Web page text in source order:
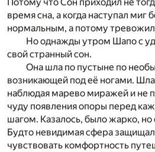
время сна, а когда наступал миг
нормальным, а потому
Но однажды утром Шапо с
свой странный сон.
Она шла по пустыне по
возникающей под её ногами. Шла
наблюдая марево миражей и не
чуду появления опоры перед
шагом. Казалось, было жарко, но
Будто невидимая сфера
чувствовать комфортность